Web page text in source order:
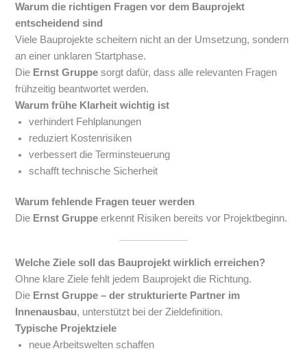
Warum die richtigen Fragen vor dem Bauprojekt
entscheidend sind
Viele Bauprojekte scheitern nicht an der Umsetzung, sondern
an einer unklaren Startphase.
Die Ernst Gruppe sorgt dafür, dass alle relevanten Fragen
frühzeitig beantwortet werden.
Warum frühe Klarheit wichtig ist
verhindert Fehlplanungen
reduziert Kostenrisiken
verbessert die Terminsteuerung
schafft technische Sicherheit
Warum fehlende Fragen teuer werden
Die Ernst Gruppe erkennt Risiken bereits vor Projektbeginn.
Welche Ziele soll das Bauprojekt wirklich erreichen?
Ohne klare Ziele fehlt jedem Bauprojekt die Richtung.
Die Ernst Gruppe – der strukturierte Partner im
Innenausbau, unterstützt bei der Zieldefinition.
Typische Projektziele
neue Arbeitswelten schaffen